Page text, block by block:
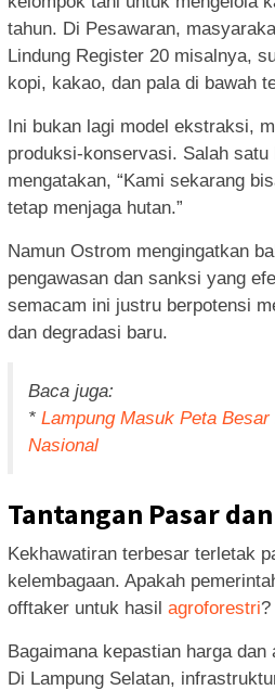
tahun. Di Pesawaran,
Lindung Register 20 misalnya,
kopi, kakao, dan pala di bawah
Ini bukan lagi model ekstraksi,
produksi-konservasi. Salah satu
mengatakan, “Kami sekarang
tetap menjaga hutan.”
Namun Ostrom mengingatkan
pengawasan dan sanksi yang
semacam ini justru berpotensi
dan degradasi baru.
Baca juga:
* Lampung Masuk Peta
Nasional
Tantangan Pasar
Kekhawatiran terbesar terletak
kelembagaan. Apakah
offtaker untuk hasil agroforestri?
Bagaimana kepastian harga
Di Lampung Selatan,